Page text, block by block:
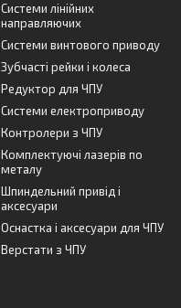
Системи лінійних
направляючих
Системи винтового приводу
Зубчасті рейки і колеса
Редуктор для ЧПУ
Системи електроприводу
Контролери з ЧПУ
Комплектуючі лазерів по
металу
Шпиндельний привід і
аксесуари
Оснастка і аксесуари для ЧПУ
Верстати з ЧПУ